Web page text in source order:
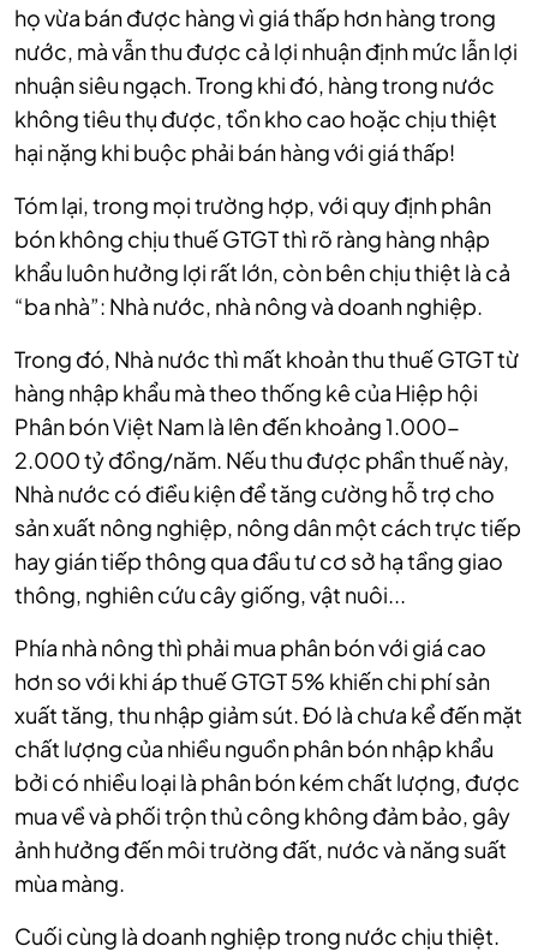
họ vừa bán được hàng vì giá thấp hơn hàng trong
nước, mà vẫn thu được cả lợi nhuận định mức lẫn lợi
nhuận siêu ngạch. Trong khi đó, hàng trong nước
không tiêu thụ được, tồn kho cao hoặc chịu thiệt
hại nặng khi buộc phải bán hàng với giá thấp!
Tóm lại, trong mọi trường hợp, với quy định phân
bón không chịu thuế GTGT thì rõ ràng hàng nhập
khẩu luôn hưởng lợi rất lớn, còn bên chịu thiệt là cả
“ba nhà”: Nhà nước, nhà nông và doanh nghiệp.
Trong đó, Nhà nước thì mất khoản thu thuế GTGT từ
hàng nhập khẩu mà theo thống kê của Hiệp hội
Phân bón Việt Nam là lên đến khoảng 1.000-
2.000 tỷ đồng/năm. Nếu thu được phần thuế này,
Nhà nước có điều kiện để tăng cường hỗ trợ cho
sản xuất nông nghiệp, nông dân một cách trực tiếp
hay gián tiếp thông qua đầu tư cơ sở hạ tầng giao
thông, nghiên cứu cây giống, vật nuôi...
Phía nhà nông thì phải mua phân bón với giá cao
hơn so với khi áp thuế GTGT 5% khiến chi phí sản
xuất tăng, thu nhập giảm sút. Đó là chưa kể đến mặt
chất lượng của nhiều nguồn phân bón nhập khẩu
bởi có nhiều loại là phân bón kém chất lượng, được
mua về và phối trộn thủ công không đảm bảo, gây
ảnh hưởng đến môi trường đất, nước và năng suất
mùa màng.
Cuối cùng là doanh nghiệp trong nước chịu thiệt.